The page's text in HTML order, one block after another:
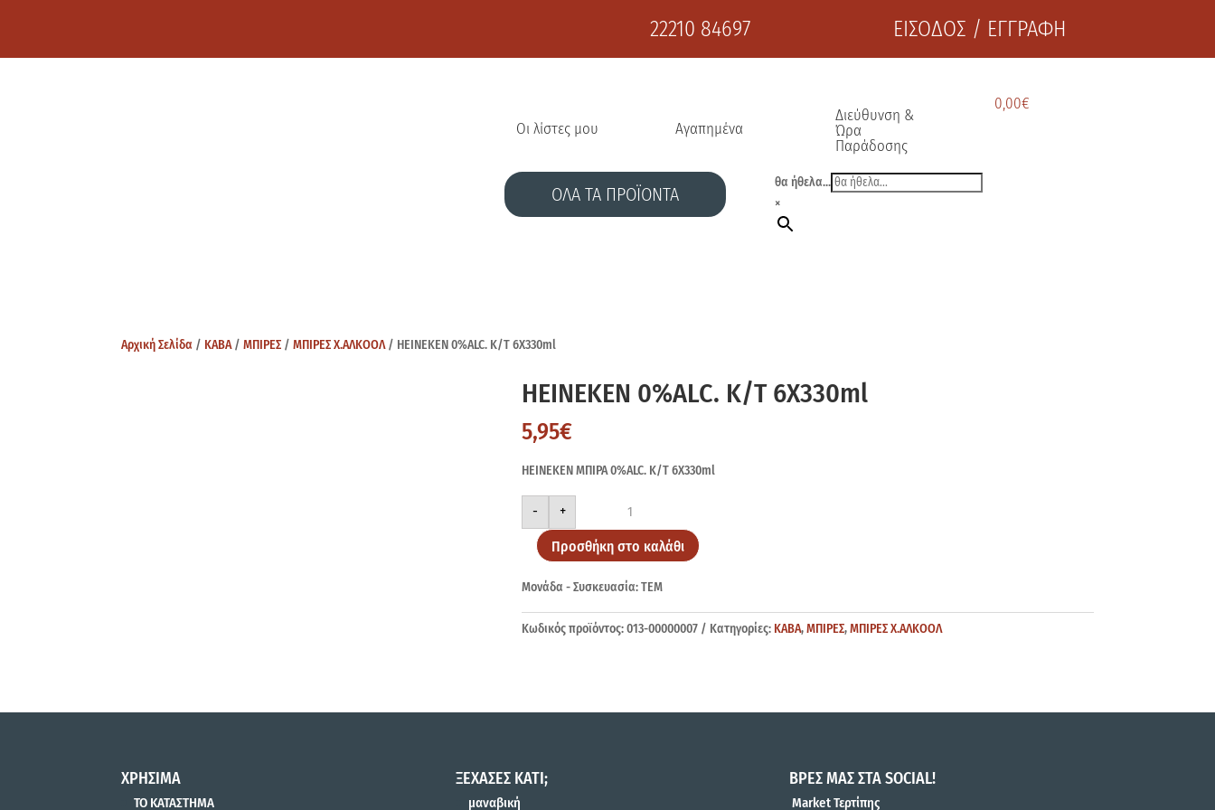
22210 84697 ΕΙΣΟΔΟΣ / ΕΓΓΡΑΦΗ
Οι λίστες μου Αγαπημένα
Διεύθυνση &
Ώρα
Παράδοσης
0,00€
ΟΛΑ ΤΑ ΠΡΟΪΟΝΤΑ
θα ήθελα...
×
Αρχική Σελίδα / ΚΑΒΑ/ΜΠΙΡΕΣ /ΜΠΙΡΕΣ Χ.ΑΛΚΟΟΛ/ HEINEKEN 0%ALC. Κ/Τ 6Χ330ml
HEINEKEN 0%ALC. Κ/Τ 6Χ330ml
5,95€
HEINEKEN ΜΠΙΡΑ 0%ALC. Κ/Τ 6Χ330ml
-
HEINEKEN
Κ/
6Χ330ml
ποσότητα
+
Προσθήκη στο καλάθι
Μονάδα - Συσκευασία: ΤΕΜ
Κωδικός προϊόντος:013-00000007 Κατηγορίες: ΚΑΒΑ,ΜΠΙΡΕΣ,ΜΠΙΡΕΣ Χ.ΑΛΚΟΟΛ
ΧΡΗΣΙΜΑ
ΤΟ ΚΑΤΑΣΤΗΜΑ
ΞΕΧΑΣΕΣ ΚΑΤΙ;
μαναβική
ΒΡΕΣ ΜΑΣ ΣΤΑ SOCIAL!
Market Τερτίπης